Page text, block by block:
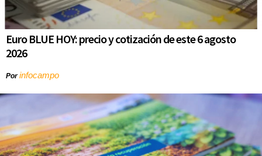
Euro BLUE HOY: precio y cotización de este 6 agosto
2026
Porinfocampo